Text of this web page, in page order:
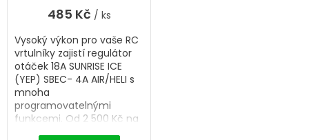
485 Kč / ks
Vysoký výkon pro vaše RC
vrtulníky zajistí regulátor
otáček 18A SUNRISE ICE
(YEP) SBEC- 4A AIR/HELI s
mnoha
programovatelnými
funkcemi. Od 2 500 Kč na